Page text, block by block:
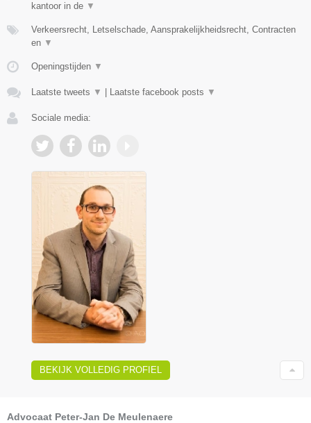
kantoor in de ▼
Verkeersrecht, Letselschade, Aansprakelijkheidsrecht, Contracten
en ▼
Openingstijden ▼
Laatste tweets ▼ Laatste facebook posts ▼
Sociale media:
BEKIJK VOLLEDIG PROFIEL
Advocaat Peter-Jan De Meulenaere